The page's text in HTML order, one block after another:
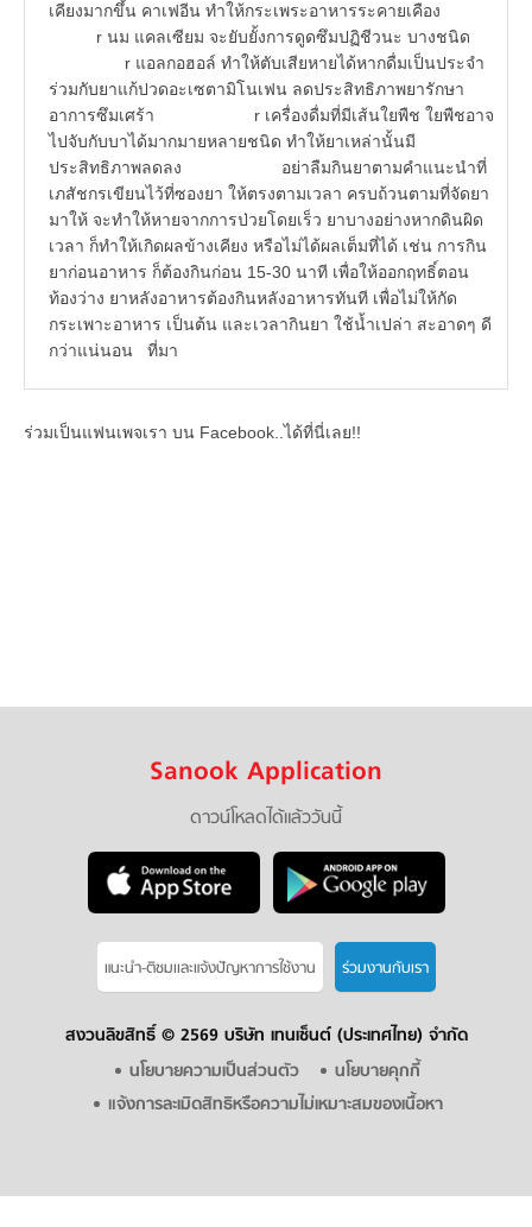
เคียงมากขึ้น คาเฟอีน ทำให้กระเพระอาหารระคายเคือง
r นม แคลเซียม จะยับยั้งการดูดซึมปฏิชีวนะ บางชนิด
r แอลกอฮอล์ ทำให้ตับเสียหายได้หากดื่มเป็นประจำ
ร่วมกับยาแก้ปวดอะเซตามิโนเฟน ลดประสิทธิภาพยารักษา
อาการซึมเศร้า r เครื่องดื่มที่มีเส้นใยพืช ใยพืชอาจ
ไปจับกับบาได้มากมายหลายชนิด ทำให้ยาเหล่านั้นมี
ประสิทธิภาพลดลง อย่าลืมกินยาตามคำแนะนำที่
เภสัชกรเขียนไว้ที่ซองยา ให้ตรงตามเวลา ครบถ้วนตามที่จัดยา
มาให้ จะทำให้หายจากการป่วยโดยเร็ว ยาบางอย่างหากดินผิด
เวลา ก็ทำให้เกิดผลข้างเคียง หรือไม่ได้ผลเต็มที่ได้ เช่น การกิน
ยาก่อนอาหาร ก็ต้องกินก่อน 15-30 นาที เพื่อให้ออกฤทธิ์ตอน
ท้องว่าง ยาหลังอาหารต้องกินหลังอาหารทันที เพื่อไม่ให้กัด
กระเพาะอาหาร เป็นต้น และเวลากินยา ใช้น้ำเปล่า สะอาดๆ ดี
กว่าแน่นอน ที่มา
ร่วมเป็นแฟนเพจเรา บน Facebook..ได้ที่นี่เลย!!
Sanook Application
ดาวน์โหลดได้แล้ววันนี้
แนะนำ-ติชมเเละแจ้งปัญหาการใช้งาน ร่วมงานกับเรา
สงวนลิขสิทธิ์ © 2569 บริษัท เทนเซ็นต์ (ประเทศไทย) จำกัด
นโยบายความเป็นส่วนตัว
นโยบายคุกกี้
แจ้งการละเมิดสิทธิหรือความไม่เหมาะสมของเนื้อหา